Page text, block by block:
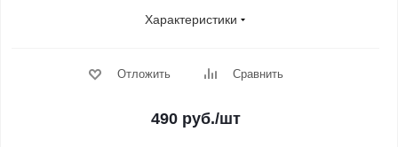
Характеристики
Отложить Сравнить
490 руб./шт